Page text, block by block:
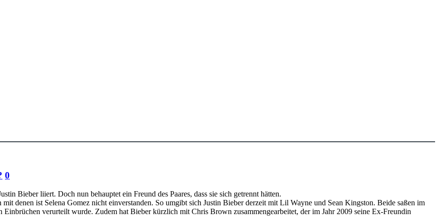
0
Bieber liiert. Doch nun behauptet ein Freund des Paares, dass sie sich getrennt hätten.
denen ist Selena Gomez nicht einverstanden. So umgibt sich Justin Bieber derzeit mit Lil Wayne und Sean Kingston. Beide saßen im
verurteilt wurde. Zudem hat Bieber kürzlich mit Chris Brown zusammengearbeitet, der im Jahr 2009 seine Ex-Freundin